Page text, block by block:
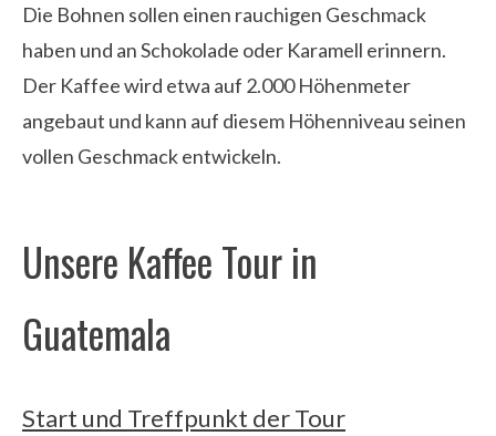
Die Bohnen sollen einen rauchigen Geschmack
haben und an Schokolade oder Karamell erinnern.
Der Kaffee wird etwa auf 2.000 Höhenmeter
angebaut und kann auf diesem Höhenniveau seinen
vollen Geschmack entwickeln.
Unsere Kaffee Tour in
Guatemala
Start und Treffpunkt der Tour